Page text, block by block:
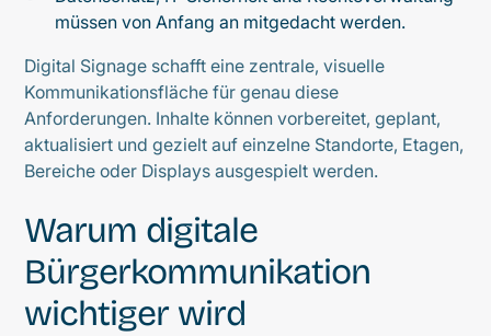
müssen von Anfang an mitgedacht werden.
Digital Signage schafft eine zentrale, visuelle
Kommunikationsfläche für genau diese
Anforderungen. Inhalte können vorbereitet, geplant,
aktualisiert und gezielt auf einzelne Standorte, Etagen,
Bereiche oder Displays ausgespielt werden.
Warum digitale
Bürgerkommunikation
wichtiger wird